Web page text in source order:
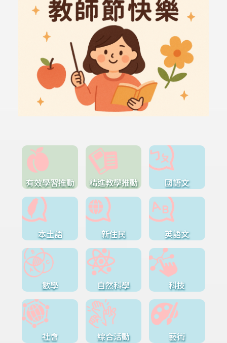
有效學習推動 精進教學推動 國語文
本土語 新住民 英語文
數學 自然科學 科技
社會 綜合活動 藝術